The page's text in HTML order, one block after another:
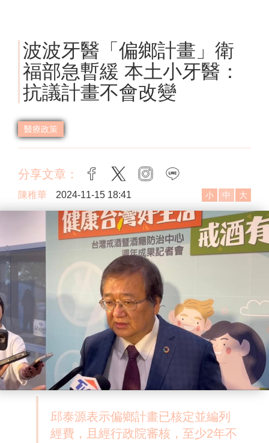
波波牙醫「偏鄉計畫」衛
福部急暫緩 本土小牙醫：
抗議計畫不會改變
醫療政策
分享文章： facebook
twitter instagram
陳稚華 2024-11-15 18:41 小 中 大
邱泰源表示偏鄉計畫已核定並編列
經費，且經行政院審核，至少2年不